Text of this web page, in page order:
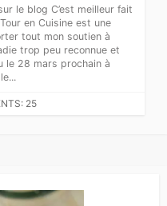
le blog C’est meilleur fait
en Cuisine est une
tout mon soutien à
trop peu reconnue et
le 28 mars prochain à
25